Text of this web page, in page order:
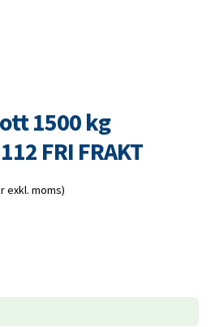
1500 kg
FRI FRAKT
exkl. moms)